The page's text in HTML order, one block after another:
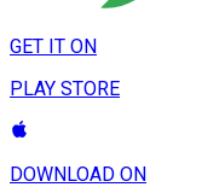
GET IT ON
PLAY STORE
DOWNLOAD ON